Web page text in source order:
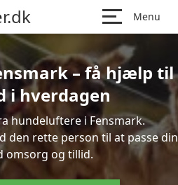
Menu
– få hjælp til
i hverdagen
hundeluftere i Fensmark.
den rette person til at passe din
omsorg og tillid.